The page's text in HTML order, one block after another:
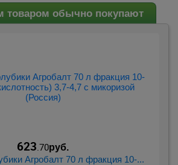
товаром обычно покупают
623 .70руб.
Агробалт 70 л фракция 10-...